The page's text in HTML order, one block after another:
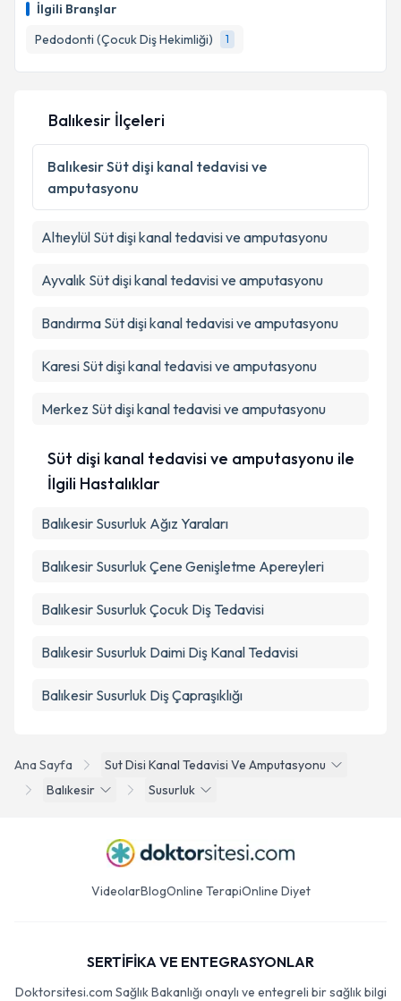
İlgili Branşlar
Pedodonti (Çocuk Diş Hekimliği)
1
Ana Sayfa
Sut Disi Kanal Tedavisi Ve Amputasyonu
Balıkesir
Susurluk
Balıkesir İlçeleri
BalıkesirSüt dişi kanal tedavisi ve
amputasyonu
Altıeylül Süt dişi kanal tedavisi ve amputasyonu
Ayvalık Süt dişi kanal tedavisi ve amputasyonu
Bandırma Süt dişi kanal tedavisi ve amputasyonu
Karesi Süt dişi kanal tedavisi ve amputasyonu
Merkez Süt dişi kanal tedavisi ve amputasyonu
Süt dişi kanal tedavisi ve amputasyonu ile
İlgili Hastalıklar
Balıkesir Susurluk Ağız Yaraları
Balıkesir Susurluk Çene Genişletme Apereyleri
Balıkesir Susurluk Çocuk Diş Tedavisi
Balıkesir Susurluk Daimi Diş Kanal Tedavisi
Balıkesir Susurluk Diş Çapraşıklığı
VideolarBlogOnline TerapiOnline Diyet
SERTİFİKA VE ENTEGRASYONLAR
Doktorsitesi.com Sağlık Bakanlığı onaylı ve entegreli bir sağlık bilgi